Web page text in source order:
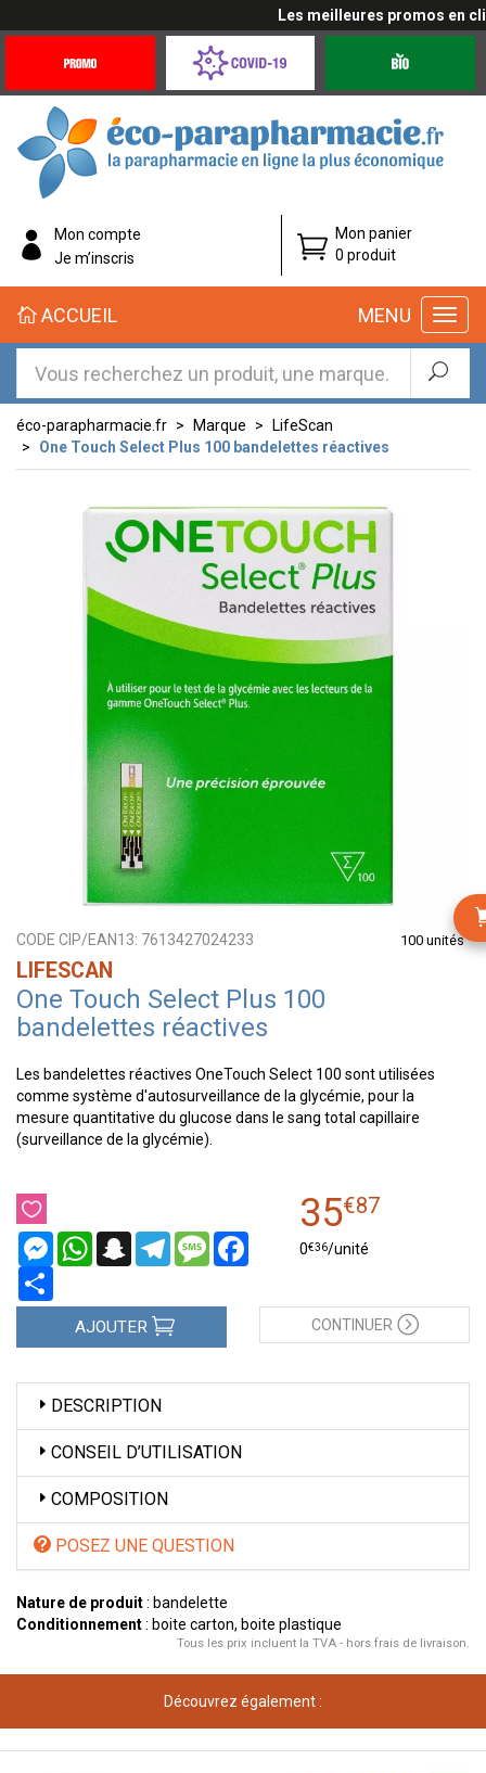
Les meilleures promos en
Offres
Coronavirus
éco-
parapharmacie.fr
éco-
parapharmacie.fr
Mon compte
Je m’inscris
Mon panier
0 produit
MENU
ACCUEIL
éco-parapharmacie.fr Marque
LifeScan
One Touch Select Plus 100 bandelettes réactives
CODE CIP/EAN13: 7613427024233 100 unités
LIFESCAN
One Touch Select Plus 100
bandelettes réactives
Les bandelettes réactives OneTouch Select 100 sont utilisées
comme système d'autosurveillance de la glycémie, pour la
mesure quantitative du glucose dans le sang total capillaire
(surveillance de la glycémie).
MessengerWhatsAppSnapchatTelegramMessageFacebook
35€87
0€36/unité
AJOUTER CONTINUER
DESCRIPTION
CONSEIL D’UTILISATION
COMPOSITION
POSEZ UNE QUESTION
Nature de produit: bandelette
Conditionnement: boite carton, boite plastique
Tous les prix incluent la TVA - hors frais de livraison.
Découvrez également :